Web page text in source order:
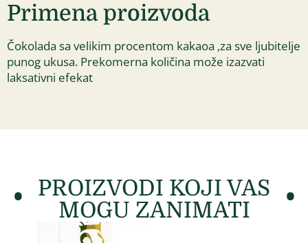
Primena proizvoda
Čokolada sa velikim procentom kakaoa ,za sve ljubitelje
punog ukusa. Prekomerna količina može izazvati
laksativni efekat
PROIZVODI KOJI VAS
MOGU ZANIMATI